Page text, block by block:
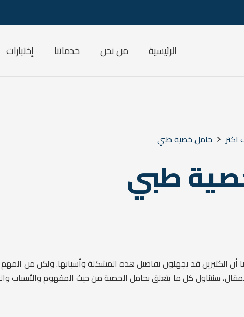
الرئيسية من نحن خدماتنا إختبارات
اكتر حامل خصية طبي
طبي
أن الكثيرين قد يجهلون تفاصيل هذه المشكلة وأسبابها. ولكن من
سنتناول كل ما يتعلق بحامل الخصية من حيث المفهوم والأسباب